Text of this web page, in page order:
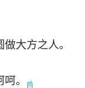
大方之人。
。